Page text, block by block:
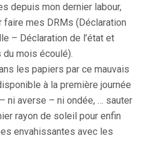
depuis mon dernier labour,
faire mes DRMs (Déclaration
– Déclaration de l’état et
mois écoulé).
les papiers par ce mauvais
à la première journée
ni averse – ni ondée, … sauter
rayon de soleil pour enfin
envahissantes avec les